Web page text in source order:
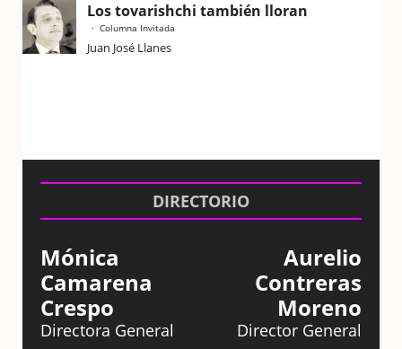
Los tovarishchi también lloran
Columna Invitada
Juan José Llanes
DIRECTORIO
Mónica
Camarena
Crespo
Directora General
Aurelio
Contreras
Moreno
Director General